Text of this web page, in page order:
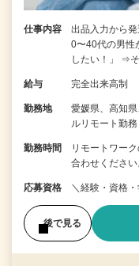
仕事内容
出品入力から
0〜40代の男性
したい！」 ⇒
給与 完全出来高制
勤務地
愛媛県、高知
ルリモート勤務
勤務時間
リモートワー
合わせくださ
応募資格 ＼経験・資格
後で見る